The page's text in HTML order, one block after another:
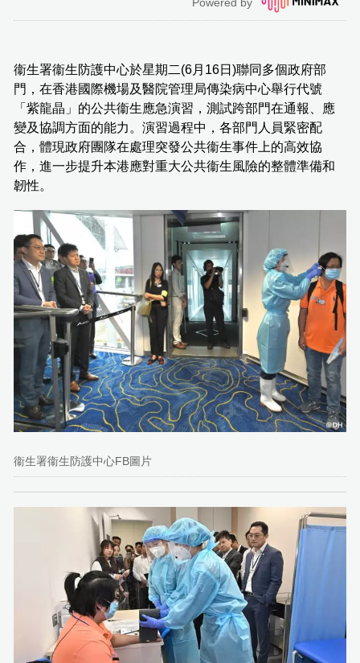
衞生署衞生防護中心於星期二(6月16日)聯同多個政府部
門，在香港國際機場及醫院管理局傳染病中心舉行代號
「紫龍晶」的公共衞生應急演習，測試跨部門在通報、應
變及協調方面的能力。演習過程中，各部門人員緊密配
合，體現政府團隊在處理突發公共衞生事件上的高效協
作，進一步提升本港應對重大公共衞生風險的整體準備和
韌性。
衞生署衞生防護中心FB圖片